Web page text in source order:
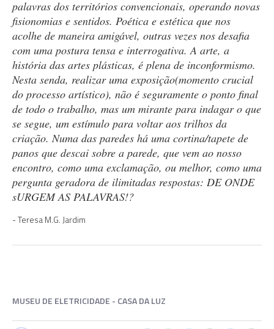
palavras dos territórios convencionais, operando novas
fisionomias e sentidos. Poética e estética que nos
acolhe de maneira amigável, outras vezes nos desafia
com uma postura tensa e interrogativa. A arte, a
história das artes plásticas, é plena de inconformismo.
Nesta senda, realizar uma exposição(momento crucial
do processo artístico), não é seguramente o ponto final
de todo o trabalho, mas um mirante para indagar o que
se segue, um estímulo para voltar aos trilhos da
criação. Numa das paredes há uma cortina/tapete de
panos que descai sobre a parede, que vem ao nosso
encontro, como uma exclamação, ou melhor, como uma
pergunta geradora de ilimitadas respostas: DE ONDE
sURGEM AS PALAVRAS!?
Teresa M.G. Jardim
MUSEU DE ELETRICIDADE - CASA DA LUZ